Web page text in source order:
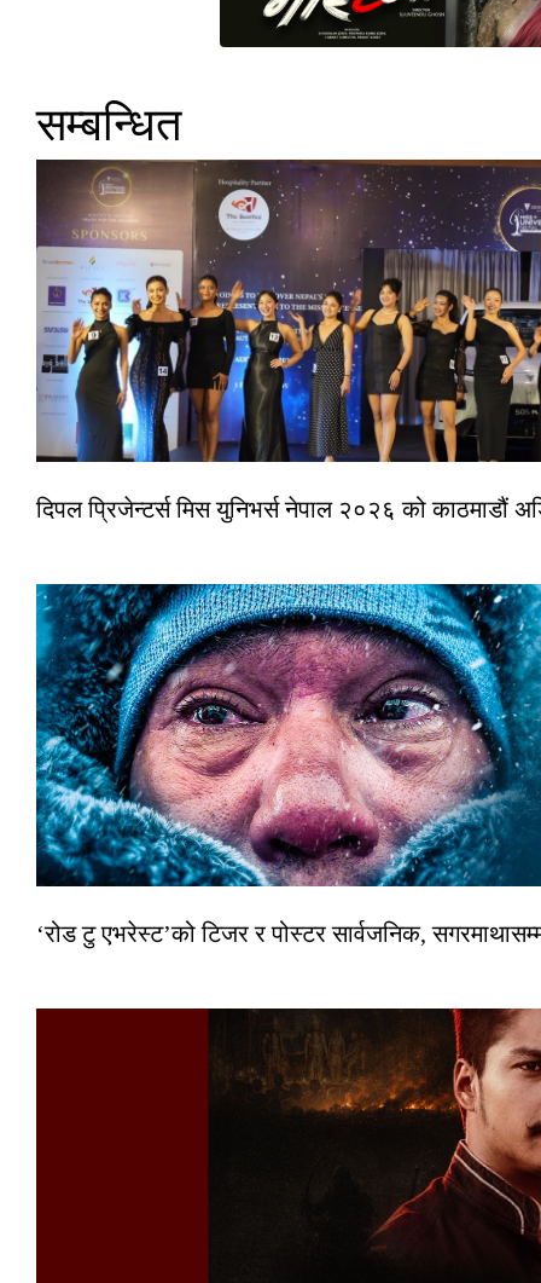
सम्बन्धित
दिपल प्रिजेन्टर्स मिस युनिभर्स नेपाल २०२६ को काठमाडौं
‘रोड टु एभरेस्ट’को टिजर र पोस्टर सार्वजनिक,